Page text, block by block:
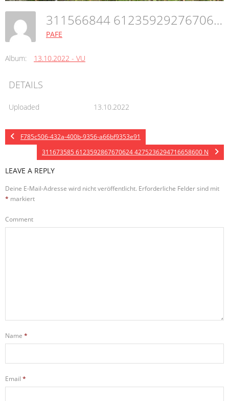
311566844 6123592927670618 3340449437748073989 N
PAFE
Album: 13.10.2022 - VU
DETAILS
Uploaded 13.10.2022
F785c506-432a-400b-9356-a66bf9353e91
311673585 6123592867670624 4275236294716658600 N
LEAVE A REPLY
Deine E-Mail-Adresse wird nicht veröffentlicht. Erforderliche Felder sind mit
* markiert
Comment
Name *
Email *